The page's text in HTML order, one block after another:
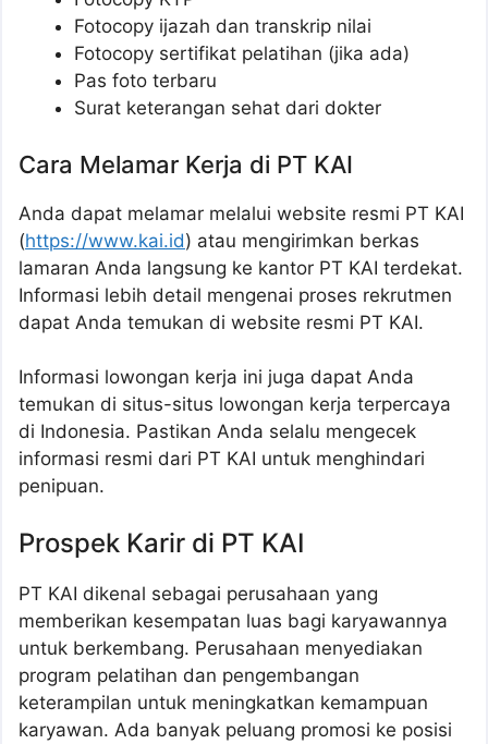
Fotocopy ijazah dan transkrip nilai
Fotocopy sertifikat pelatihan (jika ada)
Pas foto terbaru
Surat keterangan sehat dari dokter
Cara Melamar Kerja di PT KAI
Anda dapat melamar melalui website resmi PT KAI
(https://www.kai.id) atau mengirimkan berkas
lamaran Anda langsung ke kantor PT KAI terdekat.
Informasi lebih detail mengenai proses rekrutmen
dapat Anda temukan di website resmi PT KAI.
Informasi lowongan kerja ini juga dapat Anda
temukan di situs-situs lowongan kerja terpercaya
di Indonesia. Pastikan Anda selalu mengecek
informasi resmi dari PT KAI untuk menghindari
penipuan.
Prospek Karir di PT KAI
PT KAI dikenal sebagai perusahaan yang
memberikan kesempatan luas bagi karyawannya
untuk berkembang. Perusahaan menyediakan
program pelatihan dan pengembangan
keterampilan untuk meningkatkan kemampuan
karyawan. Ada banyak peluang promosi ke posisi